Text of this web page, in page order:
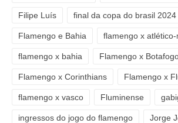
Filipe Luís final da copa do brasil 2024
Flamengo e Bahia flamengo x atlético-
flamengo x bahia Flamengo x
Flamengo x Corinthians Flamengo x
flamengo x vasco Fluminense
ingressos do jogo do flamengo Jorge